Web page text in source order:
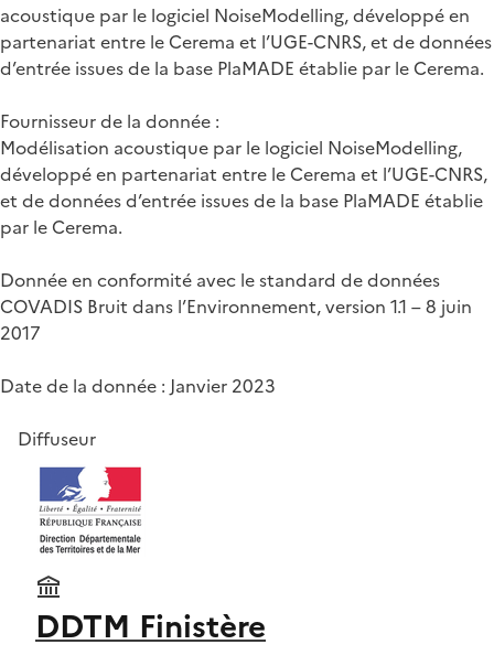
acoustique par le logiciel NoiseModelling, développé en
partenariat entre le Cerema et l’UGE-CNRS, et de données
d’entrée issues de la base PlaMADE établie par le Cerema.
Fournisseur de la donnée :
Modélisation acoustique par le logiciel NoiseModelling,
développé en partenariat entre le Cerema et l’UGE-CNRS,
et de données d’entrée issues de la base PlaMADE établie
par le Cerema.
Donnée en conformité avec le standard de données
COVADIS Bruit dans l’Environnement, version 1.1 – 8 juin
2017
Date de la donnée : Janvier 2023
Diffuseur
DDTM Finistère